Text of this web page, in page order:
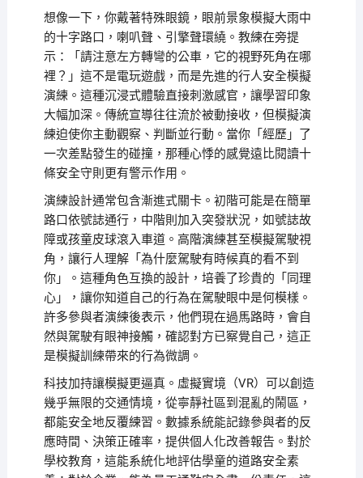
想像一下，你戴著特殊眼鏡，眼前景象模擬大雨中
的十字路口，喇叭聲、引擎聲環繞。教練在旁提
示：「請注意左方轉彎的公車，它的視野死角在哪
裡？」這不是電玩遊戲，而是先進的行人安全模擬
演練。這種沉浸式體驗直接刺激感官，讓學習印象
大幅加深。傳統宣導往往流於被動接收，但模擬演
練迫使你主動觀察、判斷並行動。當你「經歷」了
一次差點發生的碰撞，那種心悸的感覺遠比閱讀十
條安全守則更有警示作用。
演練設計通常包含漸進式關卡。初階可能是在簡單
路口依號誌通行，中階則加入突發狀況，如號誌故
障或孩童皮球滾入車道。高階演練甚至模擬駕駛視
角，讓行人理解「為什麼駕駛有時候真的看不到
你」。這種角色互換的設計，培養了珍貴的「同理
心」，讓你知道自己的行為在駕駛眼中是何模樣。
許多參與者演練後表示，他們現在過馬路時，會自
然與駕駛有眼神接觸，確認對方已察覺自己，這正
是模擬訓練帶來的行為微調。
科技加持讓模擬更逼真。虛擬實境（VR）可以創造
幾乎無限的交通情境，從寧靜社區到混亂的鬧區，
都能安全地反覆練習。數據系統能記錄參與者的反
應時間、決策正確率，提供個人化改善報告。對於
學校教育，這能系統化地評估學童的道路安全素